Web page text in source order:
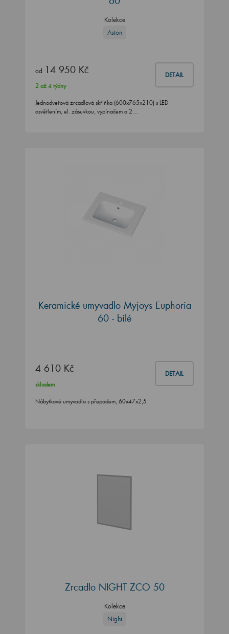
Kolekce
Aston
od 14 950 Kč DETAIL
2 až 4 týdny
Jednodveřová zrcadlová skříňka (600x765x210) s LED
osvětlením, el. zásuvkou, vypínačem a 2…
Keramické umyvadlo Myjoys Euphoria
60 - bílé
4 610 Kč DETAIL
skladem
Nábytkové umyvadlo s přepadem, 60x47x2,5
Zrcadlo NIGHT ZCO 50
Kolekce
Night